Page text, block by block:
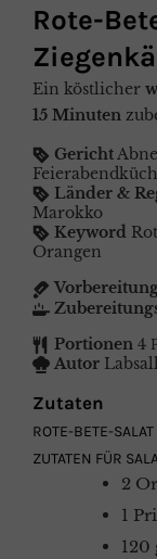
Rote-
Ein köstlicher
15 Minuten
Gericht
Länder &
Marokko
Keyword
Orangen
Portionen 4
Autor
Zutaten
ROTE-BETE-
ZUTATEN FÜR
2
1
120